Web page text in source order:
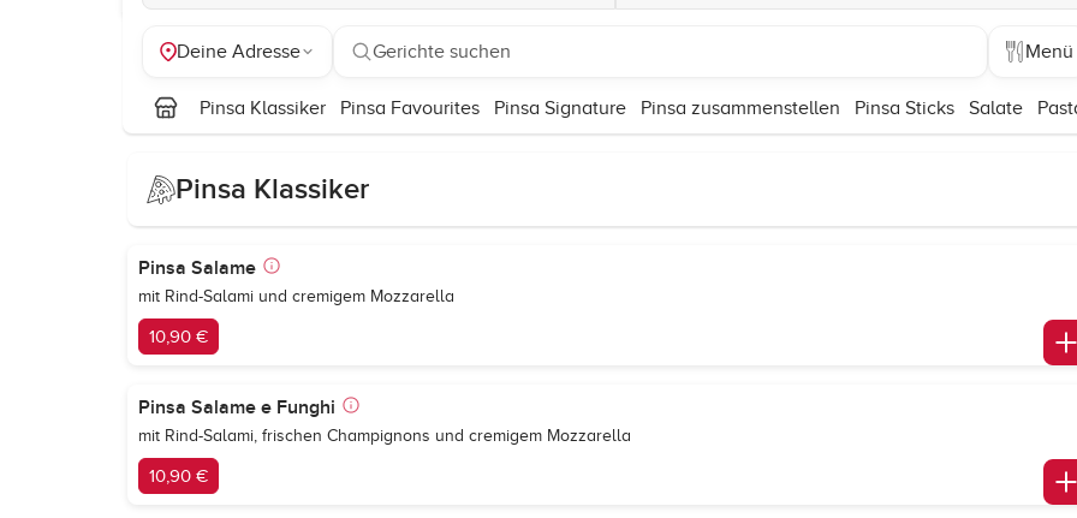
Deine Adresse Gerichte suchen Menü
Pinsa Klassiker Pinsa Favourites Pinsa Signature Pinsa zusammenstellen Pinsa Sticks Salate
Pinsa Klassiker
Pinsa Salame
mit Rind-Salami und cremigem Mozzarella
10,90 €
Pinsa Salame e Funghi
mit Rind-Salami, frischen Champignons und cremigem Mozzarella
10,90 €